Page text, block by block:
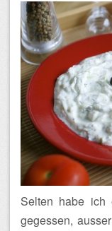
Selten habe ich
gegessen,